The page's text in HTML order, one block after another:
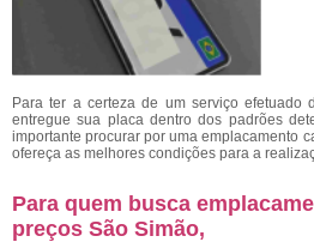
Para ter a certeza de um serviço efetuado
entregue sua placa dentro dos padrões
importante procurar por uma emplacamento
ofereça as melhores condições para a
Para quem busca
preços São Simão,